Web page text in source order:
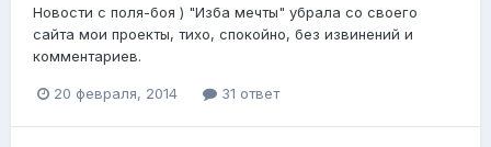
Новости с поля-боя ) "Изба мечты" убрала со своего
сайта мои проекты, тихо, спокойно, без извинений и
комментариев.
20 февраля, 2014 31 ответ